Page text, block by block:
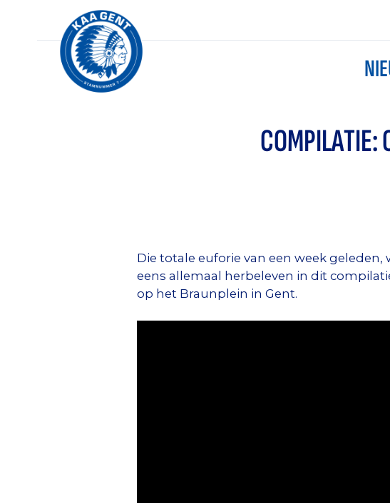
COMPILATIE:
Die totale euforie van een week
eens allemaal herbeleven in dit
op het Braunplein in Gent.